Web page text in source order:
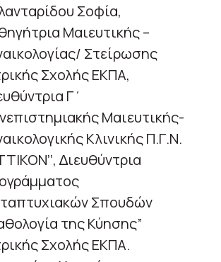
Σοφία,
Μαιευτικής –
Στείρωσης
Σχολής ΕΚΠΑ,
Γ΄
Μαιευτικής-
Κλινικής Π.Γ.Ν.
∆ιευθύντρια
Σπουδών
της Κύησης”
Σχολής ΕΚΠΑ.